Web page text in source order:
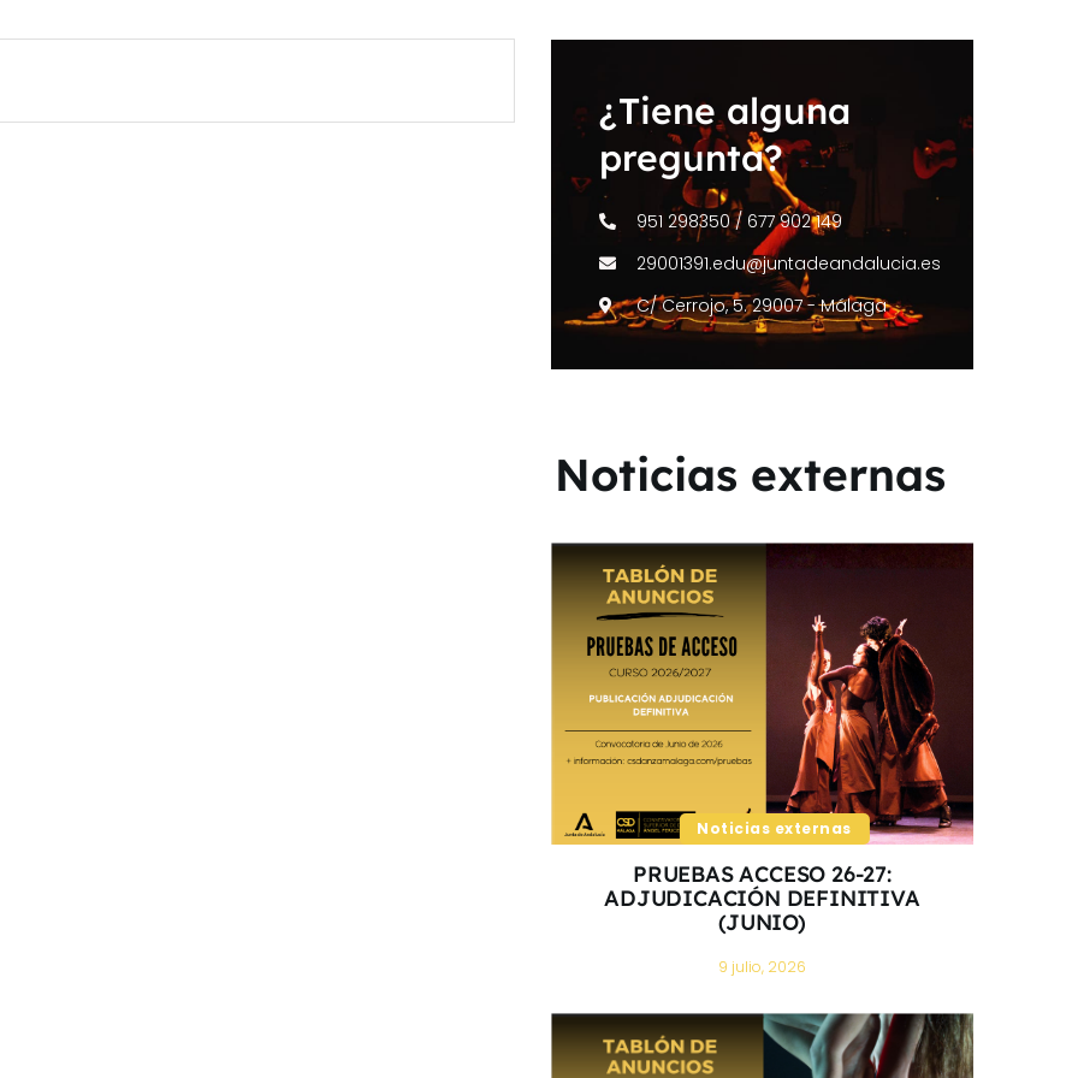
¿Tiene alguna
pregunta?
951 298350 / 677 902 149
29001391.edu@juntadeandalucia.es
C/ Cerrojo, 5. 29007 - Málaga
Noticias externas
Noticias externas
PRUEBAS ACCESO 26-27:
ADJUDICACIÓN DEFINITIVA
(JUNIO)
9 julio, 2026